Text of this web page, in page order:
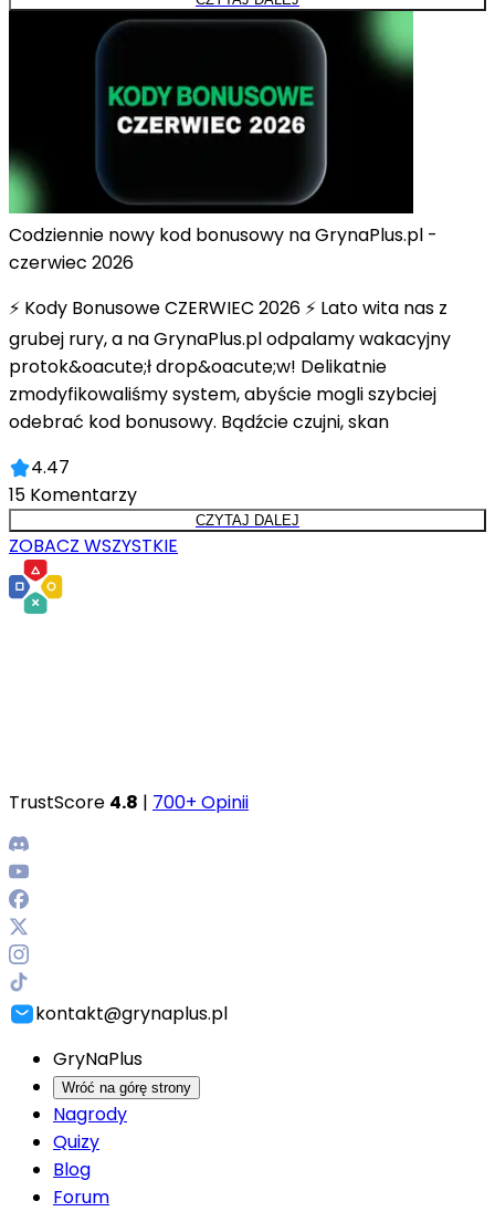
Codziennie nowy kod bonusowy na GrynaPlus.pl -
czerwiec 2026
⚡ Kody Bonusowe CZERWIEC 2026 ⚡ Lato wita nas z
grubej rury, a na GrynaPlus.pl odpalamy wakacyjny
protok&oacute;ł drop&oacute;w! Delikatnie
zmodyfikowaliśmy system, abyście mogli szybciej
odebrać kod bonusowy. Bądźcie czujni, skan
4.47
15 Komentarzy
CZYTAJ DALEJ
ZOBACZ WSZYSTKIE
TrustScore 4.8 | 700+ Opinii
kontakt@grynaplus.pl
GryNaPlus
Wróć na górę strony
Nagrody
Quizy
Blog
Forum